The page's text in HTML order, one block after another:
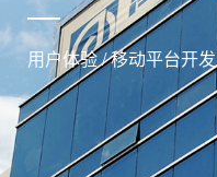
用户体验 / 移动平台开发